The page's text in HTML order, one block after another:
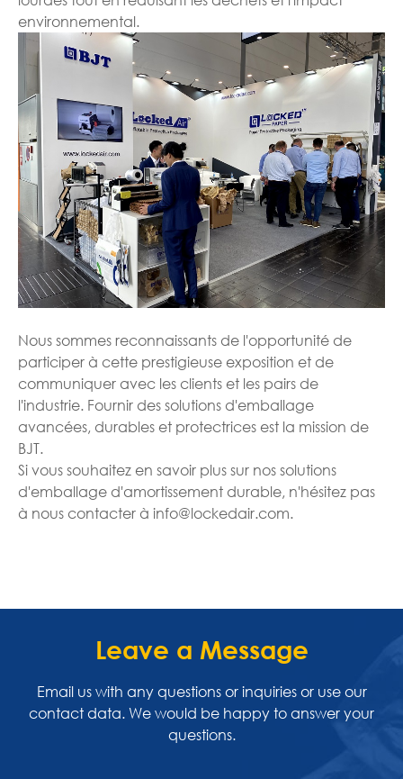
environnemental.
Nous sommes reconnaissants de l'opportunité de
participer à cette prestigieuse exposition et de
communiquer avec les clients et les pairs de
l'industrie. Fournir des solutions d'emballage
avancées, durables et protectrices est la mission de
BJT.
Si vous souhaitez en savoir plus sur nos solutions
d'emballage d'amortissement durable, n'hésitez pas
à nous contacter à info@lockedair.com.
Leave a Message
Email us with any questions or inquiries or use our
contact data. We would be happy to answer your
questions.